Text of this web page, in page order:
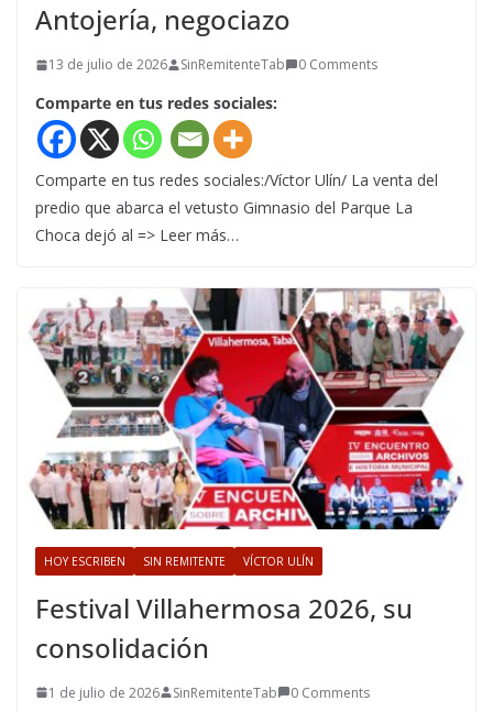
Antojería, negociazo
13 de julio de 2026 SinRemitenteTab 0 Comments
Comparte en tus redes sociales:
Comparte en tus redes sociales:/Víctor Ulín/ La venta del
predio que abarca el vetusto Gimnasio del Parque La
Choca dejó al => Leer más…
HOY ESCRIBEN SIN REMITENTE VÍCTOR ULÍN
Festival Villahermosa 2026, su
consolidación
1 de julio de 2026 SinRemitenteTab 0 Comments